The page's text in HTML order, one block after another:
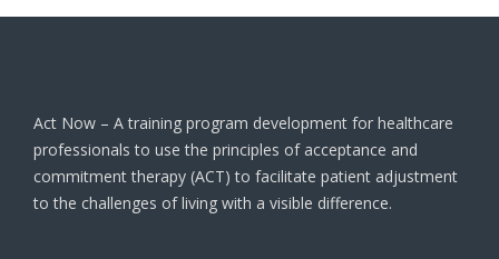
Act Now – A training program development for healthcare
professionals to use the principles of acceptance and
commitment therapy (ACT) to facilitate patient adjustment
to the challenges of living with a visible difference.